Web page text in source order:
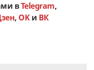
вTelegram,
, OKи ВК